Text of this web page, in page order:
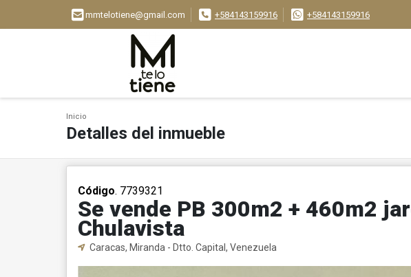
mmtelotiene@gmail.com +584143159916 +584143159916
Inicio
Detalles del inmueble
Código. 7739321
Se vende PB 300m2 + 460m2
Chulavista
Caracas, Miranda - Dtto. Capital, Venezuela